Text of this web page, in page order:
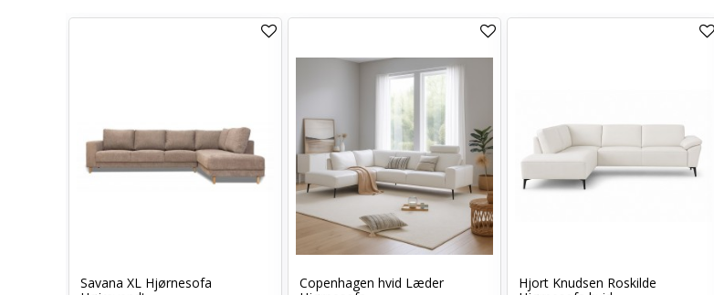
Savana XL Hjørnesofa
Copenhagen hvid Læder
Hjort Knudsen Roskilde